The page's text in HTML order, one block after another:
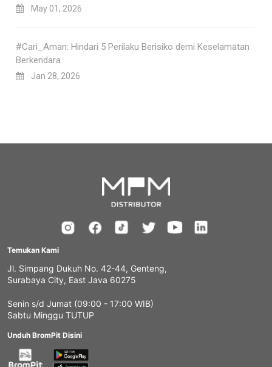
May 01, 2026
#Cari_Aman: Hindari 5 Perilaku Berisiko demi Keselamatan
Berkendara
Jan 28, 2026
Temukan Kami
Jl. Simpang Dukuh No. 42-44, Genteng,
Surabaya City, East Java 60275
Senin s/d Jumat (09:00 - 17:00 WIB)
Sabtu Minggu TUTUP
Unduh BromPit Disini